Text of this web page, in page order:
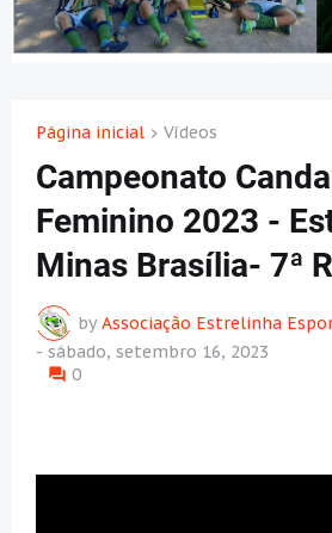
Página inicial Vídeos
Campeonato
Feminino 2023 -
Minas Brasília- 7ª
by Associação Estrelinha
- sábado, setembro 16, 2023
0